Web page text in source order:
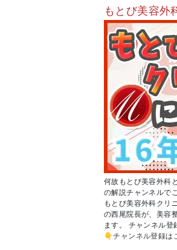
もとび美容外
何故もとび美容外科
の解説チャンネルで
もとび美容外科クリ
の西尾院長が、美容
ます。 チャンネル登
👇チャンネル登録は